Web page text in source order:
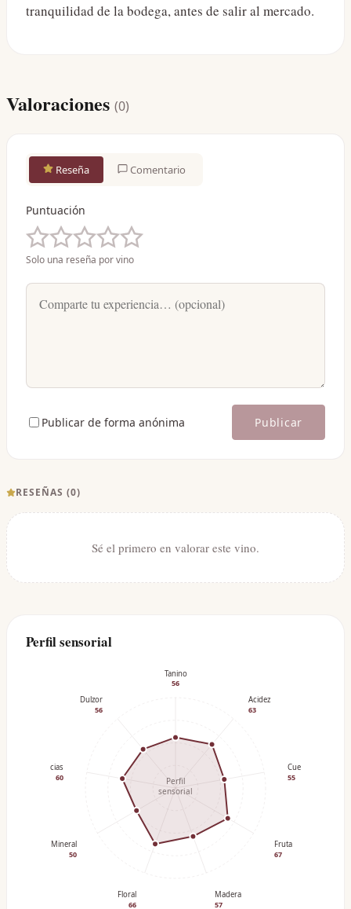
tranquilidad de la bodega, antes de salir al mercado.
Valoraciones (0)
Reseña Comentario
Puntuación
Solo una reseña por vino
Publicar de forma anónima Publicar
RESEÑAS (0)
Sé el primero en valorar este vino.
Perfil sensorial
Tanino
56
Acidez
63
Cuerpo
55
Fruta
67
Madera
57
Floral
66
Mineral
50
Especias
60
Dulzor
56
Perfil
sensorial